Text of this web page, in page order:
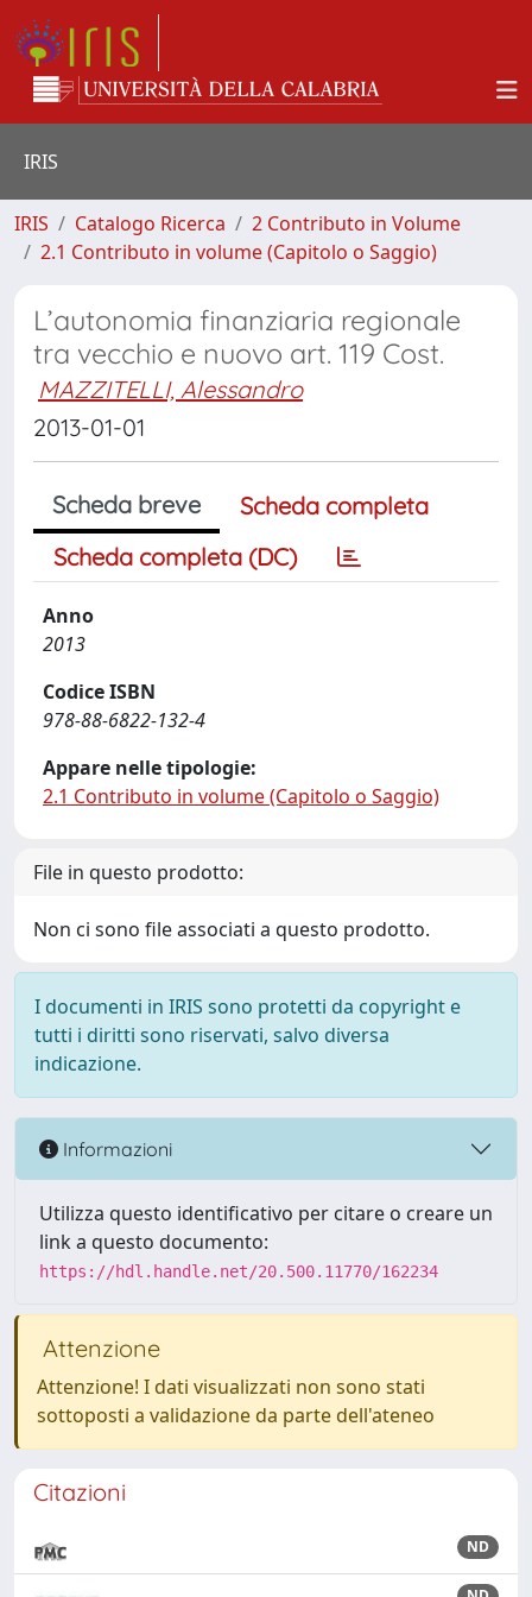
IRIS
IRIS Catalogo Ricerca
2 Contributo in Volume
2.1 Contributo in volume (Capitolo o Saggio)
L’autonomia finanziaria regionale
tra vecchio e nuovo art. 119 Cost.
MAZZITELLI, Alessandro
2013-01-01
Scheda breve
Scheda completa
Scheda completa (DC)
Anno
2013
Codice ISBN
978-88-6822-132-4
Appare nelle tipologie:
2.1 Contributo in volume (Capitolo o Saggio)
File in questo prodotto:
Non ci sono file associati a questo prodotto.
I documenti in IRIS sono protetti da copyright e
tutti i diritti sono riservati, salvo diversa
indicazione.
Informazioni
Utilizza questo identificativo per citare o creare un
link a questo documento:
https://hdl.handle.net/20.500.11770/162234
Attenzione
Attenzione! I dati visualizzati non sono stati
sottoposti a validazione da parte dell'ateneo
Citazioni
ND